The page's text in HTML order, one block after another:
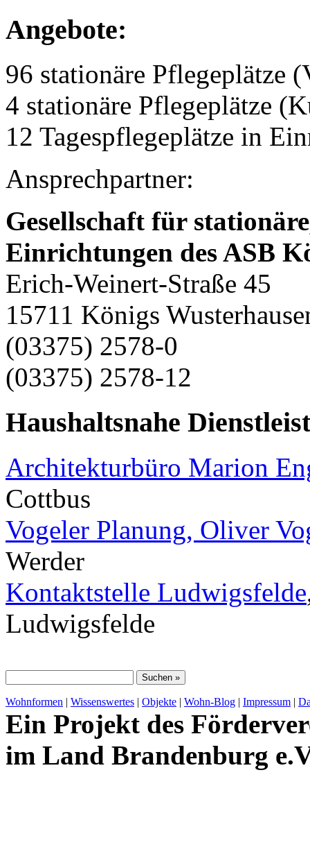
Angebote:
96 stationäre Pflegeplätze
4 stationäre Pflegeplätze
12 Tagespflegeplätze in
Ansprechpartner:
Gesellschaft für
Einrichtungen des ASB
Erich-Weinert-Straße 45
15711 Königs
(03375) 2578-0
(03375) 2578-12
Haushaltsnahe
Architekturbüro Marion
Cottbus
Vogeler Planung, Oliver
Werder
Kontaktstelle Ludwigsfelde
Ludwigsfelde
Wohnformen | Wissenswertes | Objekte | Wohn-Blog | Impressum |
Ein Projekt des
im Land Brandenburg